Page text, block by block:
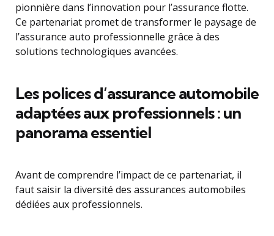
pionnière dans l’innovation pour l’assurance flotte.
Ce partenariat promet de transformer le paysage de
l’assurance auto professionnelle grâce à des
solutions technologiques avancées.
Les polices d’assurance automobile
adaptées aux professionnels : un
panorama essentiel
Avant de comprendre l’impact de ce partenariat, il
faut saisir la diversité des assurances automobiles
dédiées aux professionnels.